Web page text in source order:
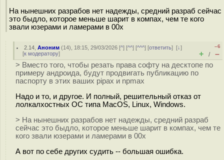
На нынешних разрабов нет надежды, средний разраб сейчас
это быдло, которое меньше шарит в компах, чем те кого
звали юзерами и ламерами в 00х
2.14 ,Аноним (14), 18:15, 29/03/2026 [^] [^^] [^^^] [ответить][↓]
[к модератору]
–6
+ / –
> Вместо того, чтобы резать права софту на десктопе по
примеру андроида, будут продвигать публикацию по
паспорту в этих ваших pipах и npmах
Надо и то, и другое. И полный, решительный отказ от
лолкалхостных ОС типа MacOS, Linux, Windows.
> На нынешних разрабов нет надежды, средний разраб
сейчас это быдло, которое меньше шарит в компах, чем те
кого звали юзерами и ламерами в 00х
А вот по себе других судить -- большая ошибка.